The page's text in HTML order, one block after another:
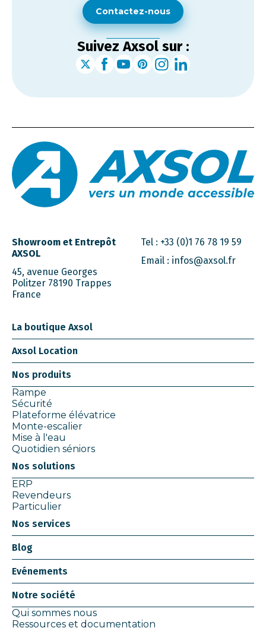
Contactez-nous
Suivez Axsol sur :
Showroom et Entrepôt
AXSOL
45, avenue Georges
Politzer 78190 Trappes
France
Tel : +33 (0)1 76 78 19 59
Email : infos@axsol.fr
La boutique Axsol
Axsol Location
Nos produits
Rampe
Sécurité
Plateforme élévatrice
Monte-escalier
Mise à l'eau
Quotidien séniors
Nos solutions
ERP
Revendeurs
Particulier
Nos services
Blog
Evénements
Notre société
Qui sommes nous
Ressources et documentation